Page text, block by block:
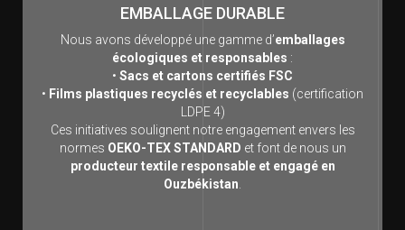
EMBALLAGE DURABLE
Nous avons développé une gamme d’emballages
écologiques et responsables :
• Sacs et cartons certifiés FSC
• Films plastiques recyclés et recyclables (certification
LDPE 4)
Ces initiatives soulignent notre engagement envers les
normes OEKO-TEX STANDARD et font de nous un
producteur textile responsable et engagé en
Ouzbékistan.